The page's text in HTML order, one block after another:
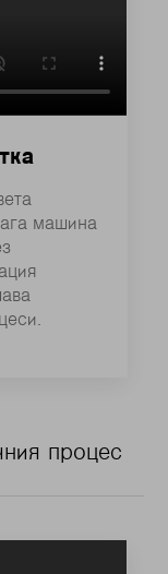
машина
процес